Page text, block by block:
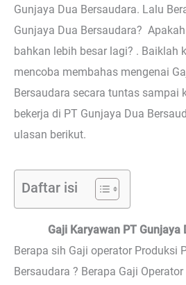
Gunjaya Dua Bersaudara. Lalu
Gunjaya Dua Bersaudara?
bahkan lebih besar lagi? . Baiklah
mencoba membahas mengenai
Bersaudara secara tuntas sampai
bekerja di PT Gunjaya Dua
ulasan berikut.
Daftar isi
Gaji Karyawan PT Gunjaya
Berapa sih Gaji operator Produksi
Bersaudara ? Berapa Gaji